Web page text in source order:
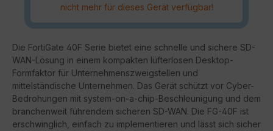
nicht mehr für dieses Gerät verfügbar!
Die FortiGate 40F Serie bietet eine schnelle und sichere SD-
WAN-Lösung in einem kompakten lüfterlosen Desktop-
Formfaktor für Unternehmenszweigstellen und
mittelständische Unternehmen. Das Gerät schützt vor Cyber-
Bedrohungen mit system-on-a-chip-Beschleunigung und dem
branchenweit führendem sicheren SD-WAN. Die FG-40F ist
erschwinglich, einfach zu implementieren und lässt sich sicher